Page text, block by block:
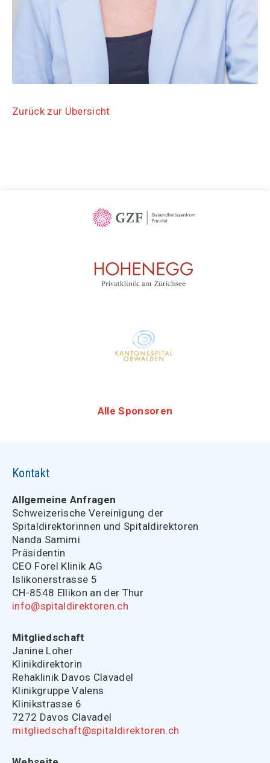
Zurück zur Übersicht
Alle Sponsoren
Kontakt
Allgemeine Anfragen
Schweizerische Vereinigung der
Spitaldirektorinnen und Spitaldirektoren
Nanda Samimi
Präsidentin
CEO Forel Klinik AG
Islikonerstrasse 5
CH-8548 Ellikon an der Thur
info@spitaldirektoren.ch
Mitgliedschaft
Janine Loher
Klinikdirektorin
Rehaklinik Davos Clavadel
Klinikgruppe Valens
Klinikstrasse 6
7272 Davos Clavadel
mitgliedschaft@spitaldirektoren.ch